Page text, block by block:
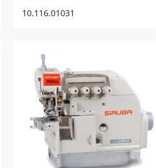
10.116.01031